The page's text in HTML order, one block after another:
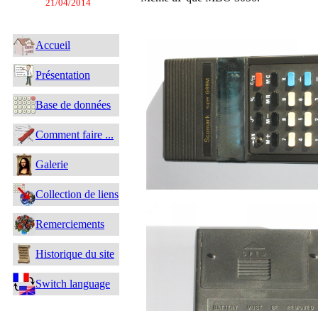
21/04/2014
Accueil
Présentation
Base de données
Comment faire ...
Galerie
Collection de liens
Remerciements
Historique du site
Switch language